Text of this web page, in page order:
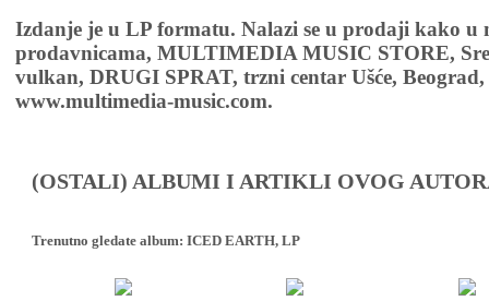
Izdanje je u LP formatu. Nalazi se u prodaji kako u
prodavnicama, MULTIMEDIA MUSIC STORE,
vulkan, DRUGI SPRAT, trzni centar Ušće,
www.multimedia-music.com.
(OSTALI) ALBUMI I ARTIKLI OVOG
Trenutno gledate album: ICED EARTH, LP